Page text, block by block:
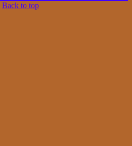
Back to top